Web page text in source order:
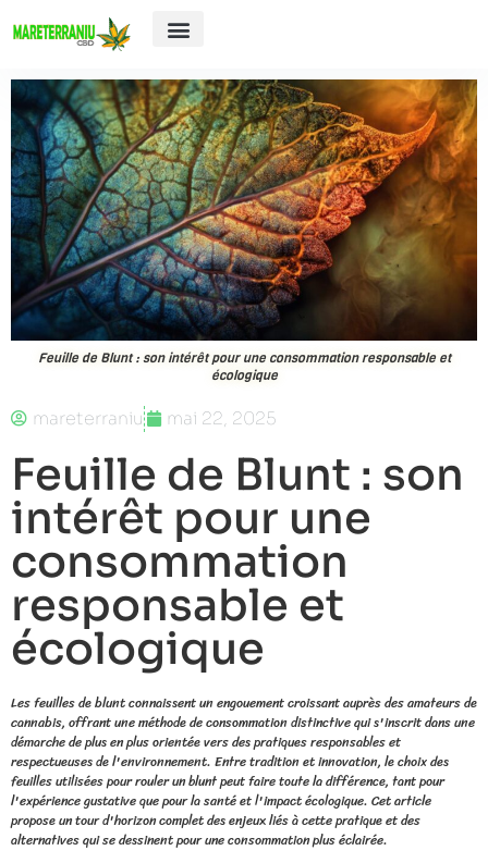
Feuille de Blunt : son intérêt pour une consommation responsable et
écologique
mareterraniu mai 22, 2025
Feuille de Blunt : son
intérêt pour une
consommation
responsable et
écologique
Les feuilles de blunt connaissent un engouement croissant auprès des amateurs de
cannabis, offrant une méthode de consommation distinctive qui s'inscrit dans une
démarche de plus en plus orientée vers des pratiques responsables et
respectueuses de l'environnement. Entre tradition et innovation, le choix des
feuilles utilisées pour rouler un blunt peut faire toute la différence, tant pour
l'expérience gustative que pour la santé et l'impact écologique. Cet article
propose un tour d'horizon complet des enjeux liés à cette pratique et des
alternatives qui se dessinent pour une consommation plus éclairée.